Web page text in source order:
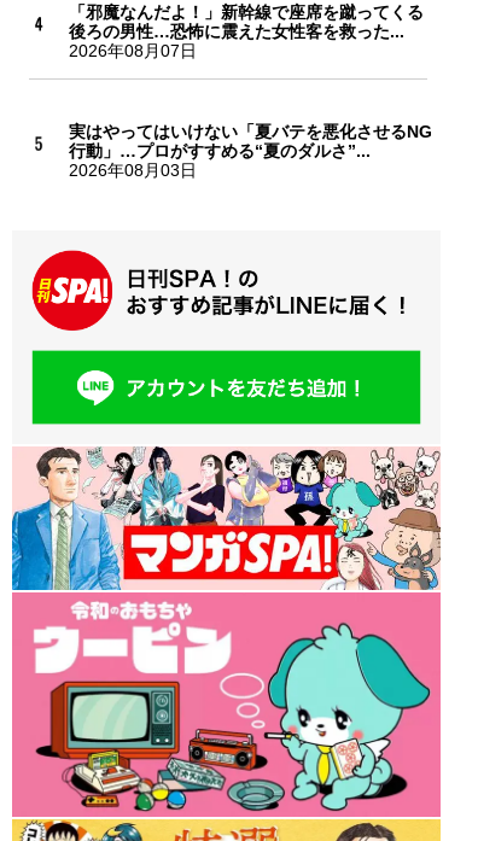
「邪魔なんだよ！」新幹線で座席を蹴ってくる
後ろの男性…恐怖に震えた女性客を救った...
2026年08月07日
実はやってはいけない「夏バテを悪化させるNG
行動」…プロがすすめる“夏のダルさ”...
2026年08月03日